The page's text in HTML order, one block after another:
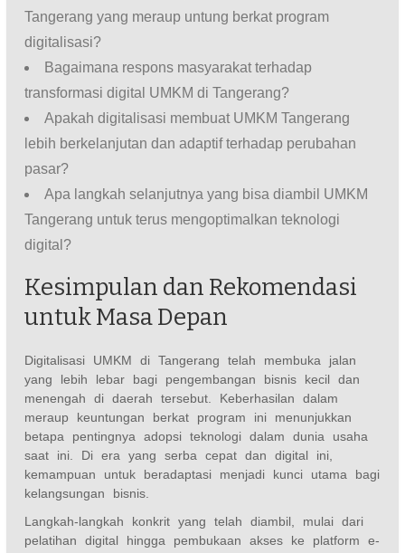
Tangerang yang meraup untung berkat program
digitalisasi?
Bagaimana respons masyarakat terhadap
transformasi digital UMKM di Tangerang?
Apakah digitalisasi membuat UMKM Tangerang
lebih berkelanjutan dan adaptif terhadap perubahan
pasar?
Apa langkah selanjutnya yang bisa diambil UMKM
Tangerang untuk terus mengoptimalkan teknologi
digital?
Kesimpulan dan Rekomendasi
untuk Masa Depan
Digitalisasi UMKM di Tangerang telah membuka jalan
yang lebih lebar bagi pengembangan bisnis kecil dan
menengah di daerah tersebut. Keberhasilan dalam
meraup keuntungan berkat program ini menunjukkan
betapa pentingnya adopsi teknologi dalam dunia usaha
saat ini. Di era yang serba cepat dan digital ini,
kemampuan untuk beradaptasi menjadi kunci utama bagi
kelangsungan bisnis.
Langkah-langkah konkrit yang telah diambil, mulai dari
pelatihan digital hingga pembukaan akses ke platform e-